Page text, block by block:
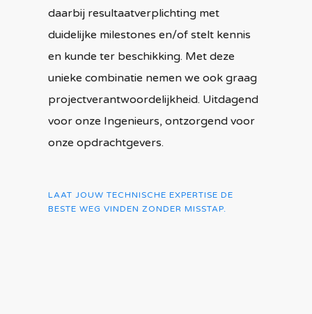
daarbij resultaatverplichting met
duidelijke milestones en/of stelt kennis
en kunde ter beschikking. Met deze
unieke combinatie nemen we ook graag
projectverantwoordelijkheid. Uitdagend
voor onze Ingenieurs, ontzorgend voor
onze opdrachtgevers.
LAAT JOUW TECHNISCHE EXPERTISE DE
BESTE WEG VINDEN ZONDER MISSTAP.